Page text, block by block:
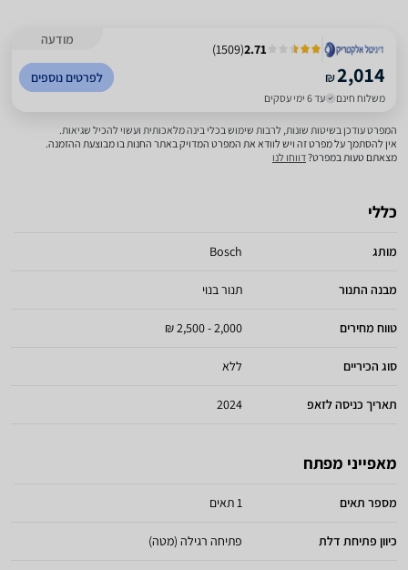
מודעה
2.71
(
1509
)
₪2,014
משלוח חינם עד 6 ימי עסקים
לפרטים נוספים
המפרט עודכן בשיטות שונות, לרבות שימוש בכלי בינה מלאכותית ועשוי להכיל שגיאות.
אין להסתמך על מפרט זה ויש לוודא את המפרט המדויק באתר החנות בו מבוצעת ההזמנה.
מצאתם טעות במפרט?דווחו לנו
כללי
מותג Bosch
מבנה התנור תנור בנוי
טווח מחירים 2,000 - 2,500 ₪
סוג הכיריים ללא
תאריך כניסה לזאפ 2024
מאפייני מפתח
מספר תאים 1 תאים
כיוון פתיחת דלת פתיחה רגילה (מטה)